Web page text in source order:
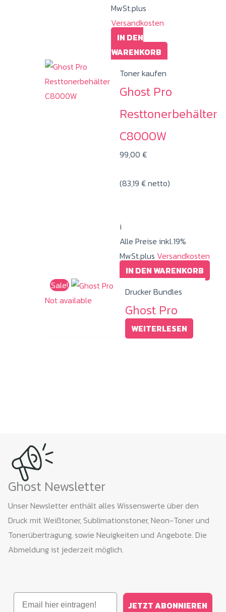
MwSt.plus
Versandkosten
IN DEN
WARENKORB
Toner kaufen
Ghost Pro
Resttonerbehälter
C8000W
99,00 €
(83,19 €netto)
i
Alle Preise inkl.19%
MwSt.plus Versandkosten
IN DEN WARENKORB
Sale!
Not available
Drucker Bundles
Ghost Pro
WEITERLESEN
Ghost Newsletter
Unser Newsletter enthält alles Wissenswerte über den
Druck mit Weißtoner, Sublimationstoner, Neon-Toner und
Tonerübertragung, sowie Neuigkeiten und Angebote. Die
Abmeldung ist jederzeit möglich.
Email
JETZT ABONNIEREN